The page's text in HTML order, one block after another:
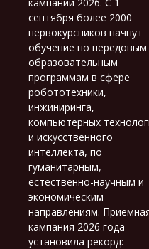
сентября более 2000
первокурсников начнут
обучение по передовым
образовательным
программам в сфере
робототехники,
инжиниринга,
компьютерных
и искусственного
интеллекта, по
гуманитарным,
естественно-научным и
экономическим
направлениям.
кампания 2026 года
установила рекорд: